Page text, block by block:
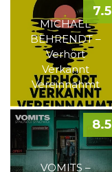
MICHAEL
BEHRENDT –
Verhört
Verkannt
Vereinnahmt
7.5
VOMITS –
8.5